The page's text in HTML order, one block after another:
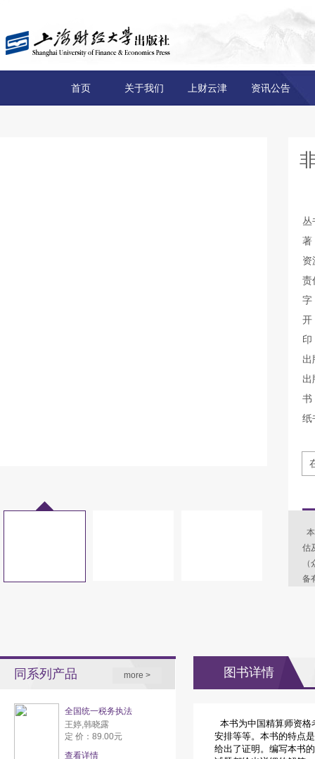
首页 关于我们 上财云津 资讯公告
丛
著
资
责
出
出
纸
估
备
同系列产品 more >
全国统一税务执法
王婷,韩晓露
定 价：89.00元
查看详情
图书详情
本书为中国精算师资格
安排等等。本书的特点
给出了证明。编写本书